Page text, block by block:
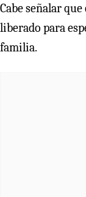
Cabe señalar
liberado para
familia.